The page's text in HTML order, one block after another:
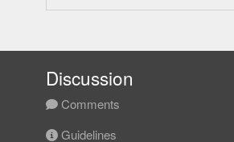
Discussion
Comments
Guidelines